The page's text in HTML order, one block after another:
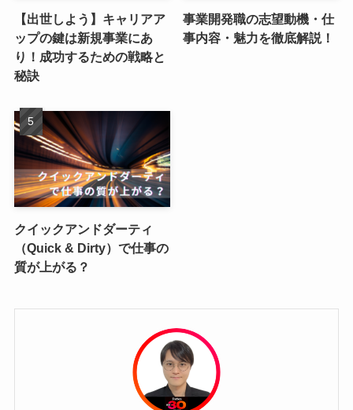
【出世しよう】キャリアア
ップの鍵は新規事業にあ
り！成功するための戦略と
秘訣
事業開発職の志望動機・仕
事内容・魅力を徹底解説！
クイックアンドダーティ
（Quick & Dirty）で仕事の
質が上がる？